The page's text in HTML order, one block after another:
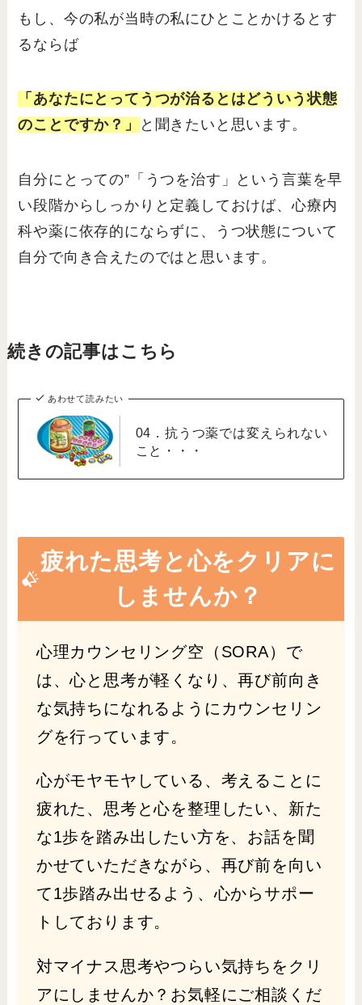
もし、今の私が当時の私にひとことかけるとす
るならば
「あなたにとってうつが治るとはどういう状態
のことですか？」
と聞きたいと思います。
自分にとっての”「うつを治す」という言葉を早
い段階からしっかりと定義しておけば、心療内
科や薬に依存的にならずに、うつ状態について
自分で向き合えたのではと思います。
続きの記事はこちら
あわせて読みたい
04．抗うつ薬では変えられない
こと・・・
疲れた思考と心をクリアに
しませんか？
心理カウンセリング空（SORA）で
は、心と思考が軽くなり、再び前向き
な気持ちになれるようにカウンセリン
グを行っています。
心がモヤモヤしている、考えることに
疲れた、思考と心を整理したい、新た
な1歩を踏み出したい方を、お話を聞
かせていただきながら、再び前を向い
て1歩踏み出せるよう、心からサポー
トしております。
対マイナス思考やつらい気持ちをクリ
アにしませんか？お気軽にご相談くだ